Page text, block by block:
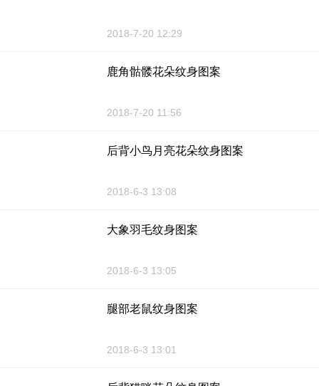
2018-7-20 12:29
鹿角骷髅花朵纹身图案
2018-7-20 11:56
后背小鸟月亮花朵纹身图案
2018-6-3 13:08
大象羽毛纹身图案
2018-6-3 13:05
腿部老鼠纹身图案
2018-6-3 13:01